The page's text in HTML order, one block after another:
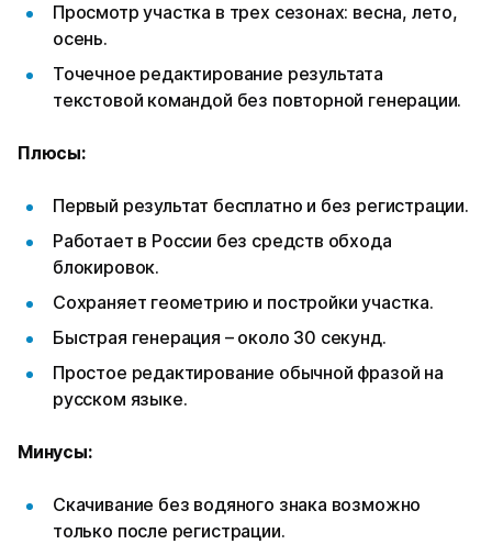
Просмотр участка в трех сезонах: весна, лето,
осень.
Точечное редактирование результата
текстовой командой без повторной генерации.
Плюсы:
Первый результат бесплатно и без регистрации.
Работает в России без средств обхода
блокировок.
Сохраняет геометрию и постройки участка.
Быстрая генерация – около 30 секунд.
Простое редактирование обычной фразой на
русском языке.
Минусы:
Скачивание без водяного знака возможно
только после регистрации.